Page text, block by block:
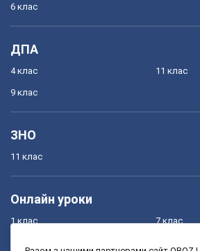
6 клас
ДПА
4 клас
9 клас
11 клас
ЗНО
11 клас
Онлайн уроки
1 клас 7 клас